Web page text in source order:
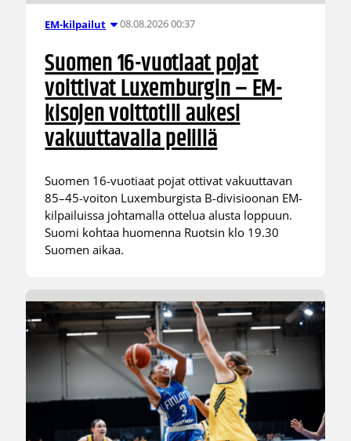
EM-kilpailut 08.08.2026 00:37
Suomen 16-vuotiaat pojat
voittivat Luxemburgin – EM-
kisojen voittotili aukesi
vakuuttavalla pelillä
Suomen 16-vuotiaat pojat ottivat vakuuttavan
85–45-voiton Luxemburgista B-divisioonan EM-
kilpailuissa johtamalla ottelua alusta loppuun.
Suomi kohtaa huomenna Ruotsin klo 19.30
Suomen aikaa.